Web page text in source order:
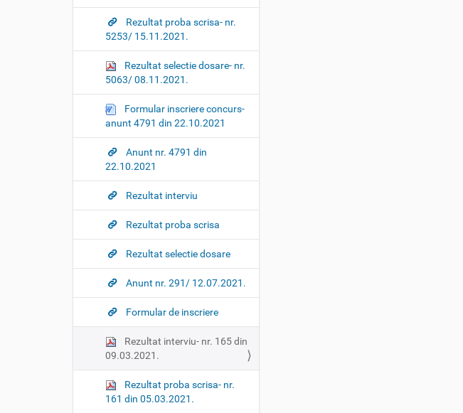
Rezultat proba scrisa- nr.
5253/ 15.11.2021.
Rezultat selectie dosare- nr.
5063/ 08.11.2021.
Formular inscriere concurs-
anunt 4791 din 22.10.2021
Anunt nr. 4791 din
22.10.2021
Rezultat interviu
Rezultat proba scrisa
Rezultat selectie dosare
Anunt nr. 291/ 12.07.2021.
Formular de inscriere
Rezultat interviu- nr. 165 din
09.03.2021.
Rezultat proba scrisa- nr.
161 din 05.03.2021.